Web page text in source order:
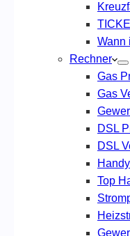
Wann
Rechner
Gas
Gas
DSL
DSL
Top